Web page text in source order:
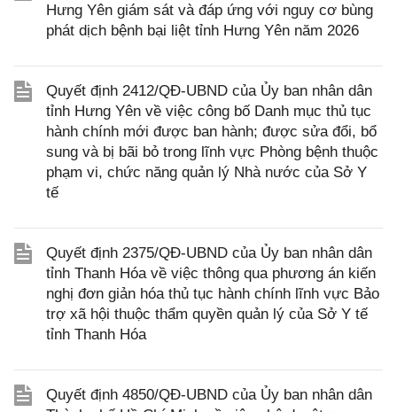
Hưng Yên giám sát và đáp ứng với nguy cơ bùng
phát dịch bệnh bại liệt tỉnh Hưng Yên năm 2026
Quyết định 2412/QĐ-UBND của Ủy ban nhân dân
tỉnh Hưng Yên về việc công bố Danh mục thủ tục
hành chính mới được ban hành; được sửa đổi, bổ
sung và bị bãi bỏ trong lĩnh vực Phòng bệnh thuộc
phạm vi, chức năng quản lý Nhà nước của Sở Y
tế
Quyết định 2375/QĐ-UBND của Ủy ban nhân dân
tỉnh Thanh Hóa về việc thông qua phương án kiến
nghị đơn giản hóa thủ tục hành chính lĩnh vực Bảo
trợ xã hội thuộc thẩm quyền quản lý của Sở Y tế
tỉnh Thanh Hóa
Quyết định 4850/QĐ-UBND của Ủy ban nhân dân